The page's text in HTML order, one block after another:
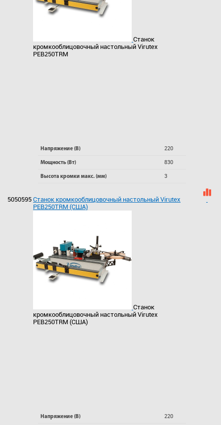
Станок
кромкооблицовочный настольный Virutex
PEB250TRM
Напряжение (В) 220
Мощность (Вт) 830
Высота кромки макс. (мм) 3
5050595Станок кромкооблицовочный настольный Virutex
PEB250TRM (США)
Станок
кромкооблицовочный настольный Virutex
PEB250TRM (США)
Напряжение (В) 220